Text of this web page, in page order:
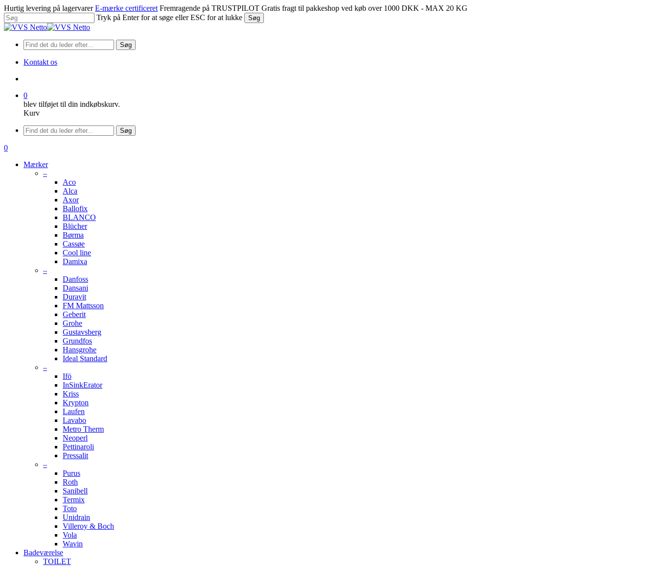
Spring
til
hovedindhold
Hurtig levering på lagervarer E-mærke certificeret Fremragende på TRUSTPILOT Gratis fragt til pakkeshop ved køb over 1000 DKK - MAX 20 KG
Tryk på Enter for at søge eller ESC for at lukke
Søg
Luk
Søg
Kontakt os
0
blev tilføjet til din indkøbskurv.
Kurv
Menu
Søg
søge
0
Mærker
–
Aco
Alca
Axor
Ballofix
BLANCO
Blücher
Børma
Cassøe
Cool line
Damixa
–
Danfoss
Dansani
Duravit
FM Mattsson
Geberit
Grohe
Gustavsberg
Grundfos
Hansgrohe
Ideal Standard
–
Ifö
InSinkErator
Kriss
Krypton
Laufen
Lavabo
Metro Therm
Neoperl
Pettinaroli
Pressalit
–
Purus
Roth
Sanibell
Termix
Toto
Unidrain
Villeroy & Boch
Vola
Wavin
Badeværelse
TOILET